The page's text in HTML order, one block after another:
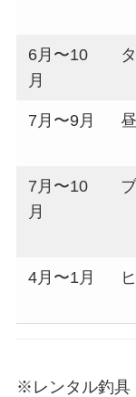
6月〜10
月
7月〜9月
7月〜10
月
4月〜1月
※レンタル釣具